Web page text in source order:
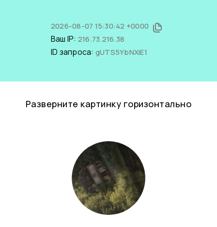
2026-08-07 15:30:42 +0000
Ваш IP: 216.73.216.38
ID запроса: gUTS5YbNXiE1
Разверните картинку горизонтально